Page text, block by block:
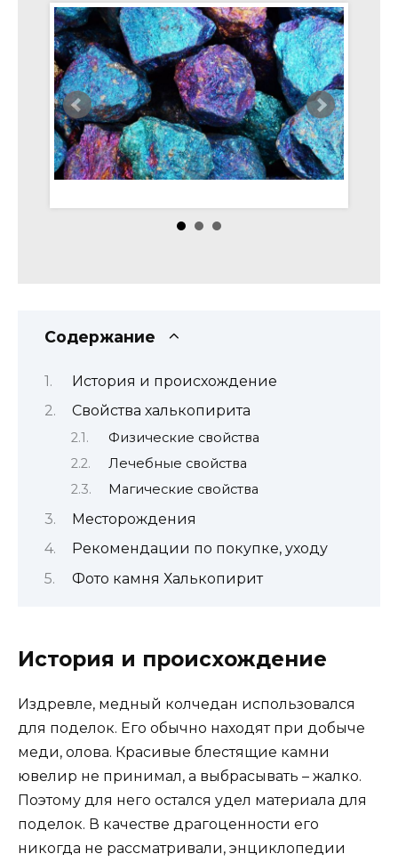
Содержание
История и происхождение
Свойства халькопирита
Физические свойства
Лечебные свойства
Магические свойства
Месторождения
Рекомендации по покупке, уходу
Фото камня Халькопирит
История и происхождение
Издревле, медный колчедан использовался
для поделок. Его обычно находят при добыче
меди, олова. Красивые блестящие камни
ювелир не принимал, а выбрасывать – жалко.
Поэтому для него остался удел материала для
поделок. В качестве драгоценности его
никогда не рассматривали, энциклопедии